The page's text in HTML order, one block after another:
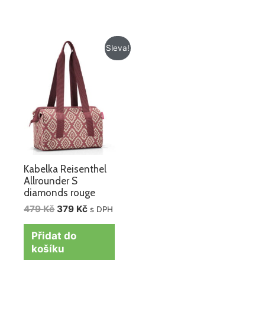
Sleva!
Kabelka Reisenthel
Allrounder S
diamonds rouge
479Kč
Původní
cena
byla:
479 Kč.
379 Kč
Aktuální
cena
s DPH
Přidat do
košíku